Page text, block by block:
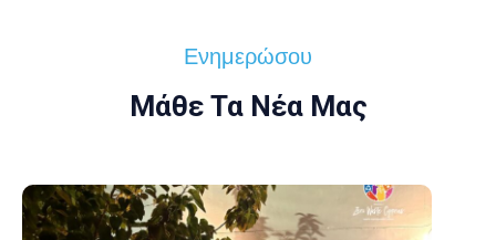
Eνημερώσου
Μάθε Τα Νέα Μας